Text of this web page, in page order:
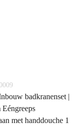
badkranenset |
met handdouche 1